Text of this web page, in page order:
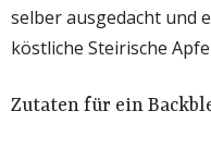
selber ausgedacht und
köstliche Steirische
Zutaten für ein